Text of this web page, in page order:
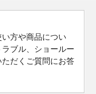
方や商品につい
ブル、ショールー
ただくご質問にお答